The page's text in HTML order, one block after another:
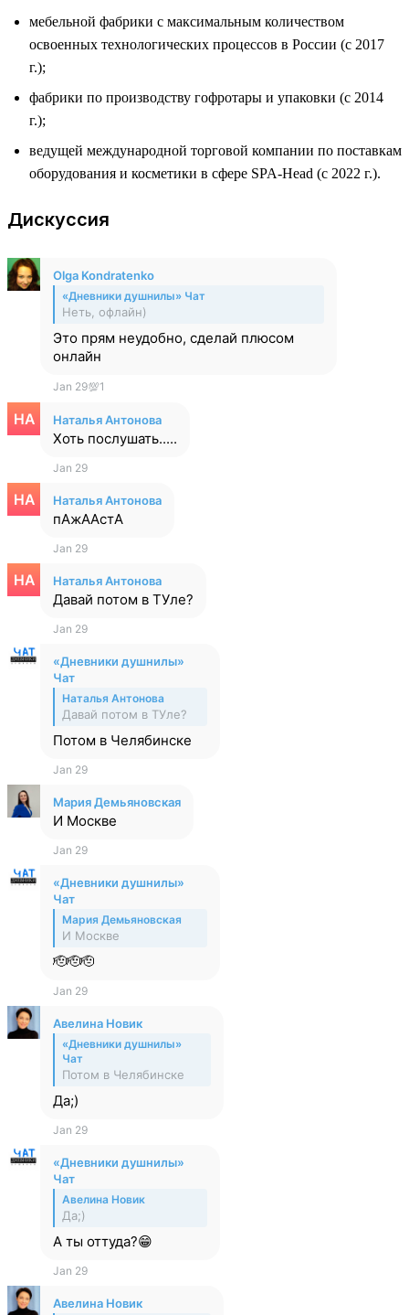
мебельной фабрики с максимальным количеством
освоенных технологических процессов в России (с 2017
г.);
фабрики по производству гофротары и упаковки (с 2014
г.);
ведущей международной торговой компании по поставкам
оборудования и косметики в сфере SPA-Head (с 2022 г.).
Дискуссия
Olga Kondratenko
«Дневники душнилы» Чат
Неть, офлайн)
Это прям неудобно, сделай плюсом
онлайн
Jan 29💯1
Наталья Антонова
Хоть послушать.....
Jan 29
Наталья Антонова
пАжААстА
Jan 29
Наталья Антонова
Давай потом в ТУле?
Jan 29
«Дневники душнилы»
Чат
Наталья Антонова
Давай потом в ТУле?
Потом в Челябинске
Jan 29
Мария Демьяновская
И Москве
Jan 29
«Дневники душнилы»
Чат
Мария Демьяновская
И Москве
🫡🫡🫡
Jan 29
Авелина Новик
«Дневники душнилы»
Чат
Потом в Челябинске
Да;)
Jan 29
«Дневники душнилы»
Чат
Авелина Новик
Да;)
А ты оттуда?😁
Jan 29
Авелина Новик